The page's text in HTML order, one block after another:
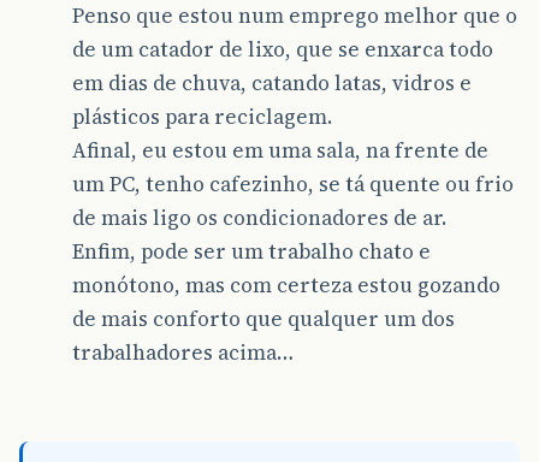
Penso que estou num emprego melhor que o
de um catador de lixo, que se enxarca todo
em dias de chuva, catando latas, vidros e
plásticos para reciclagem.
Afinal, eu estou em uma sala, na frente de
um PC, tenho cafezinho, se tá quente ou frio
de mais ligo os condicionadores de ar.
Enfim, pode ser um trabalho chato e
monótono, mas com certeza estou gozando
de mais conforto que qualquer um dos
trabalhadores acima…